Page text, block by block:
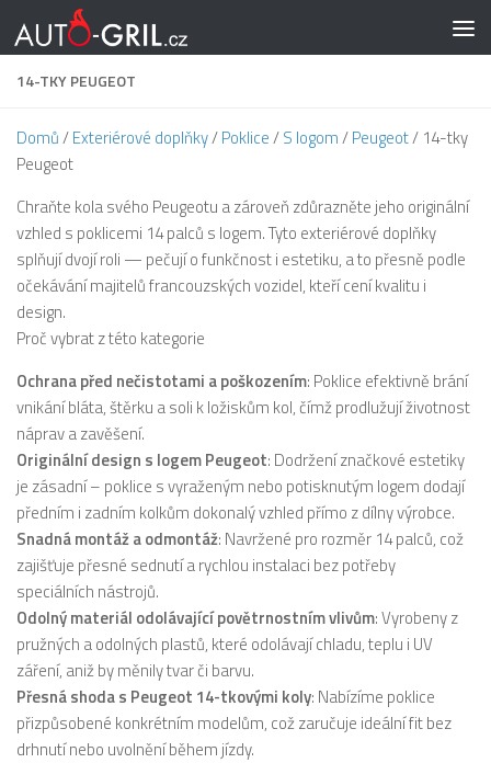
Skip to content
14-TKY PEUGEOT
Domů/Exteriérové doplňky/Poklice/S logom/Peugeot/ 14-tky
Peugeot
Chraňte kola svého Peugeotu a zároveň zdůrazněte jeho originální
vzhled s poklicemi 14 palců s logem. Tyto exteriérové doplňky
splňují dvojí roli — pečují o funkčnost i estetiku, a to přesně podle
očekávání majitelů francouzských vozidel, kteří cení kvalitu i
design.
Proč vybrat z této kategorie
Ochrana před nečistotami a poškozením: Poklice efektivně brání
vnikání bláta, štěrku a soli k ložiskům kol, čímž prodlužují životnost
náprav a zavěšení.
Originální design s logem Peugeot: Dodržení značkové estetiky
je zásadní – poklice s vyraženým nebo potisknutým logem dodají
předním i zadním kolkům dokonalý vzhled přímo z dílny výrobce.
Snadná montáž a odmontáž: Navržené pro rozměr 14 palců, což
zajišťuje přesné sednutí a rychlou instalaci bez potřeby
speciálních nástrojů.
Odolný materiál odolávající povětrnostním vlivům: Vyrobeny z
pružných a odolných plastů, které odolávají chladu, teplu i UV
záření, aniž by měnily tvar či barvu.
Přesná shoda s Peugeot 14-tkovými koly: Nabízíme poklice
přizpůsobené konkrétním modelům, což zaručuje ideální fit bez
drhnutí nebo uvolnění během jízdy.